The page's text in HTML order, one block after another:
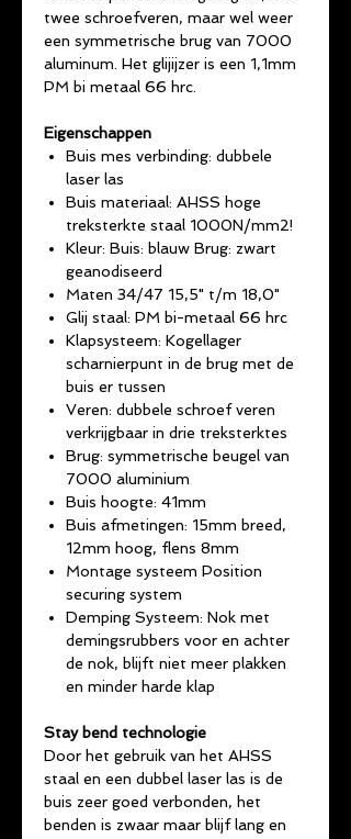
twee schroefveren, maar wel weer
een symmetrische brug van 7000
aluminum. Het glijijzer is een 1,1mm
PM bi metaal 66 hrc.
Eigenschappen
Buis mes verbinding: dubbele
laser las
Buis materiaal: AHSS hoge
treksterkte staal 1000N/mm2!
Kleur: Buis: blauw Brug: zwart
geanodiseerd
Maten 34/47 15,5" t/m 18,0"
Glij staal: PM bi-metaal 66 hrc
Klapsysteem: Kogellager
scharnierpunt in de brug met de
buis er tussen
Veren: dubbele schroef veren
verkrijgbaar in drie treksterktes
Brug: symmetrische beugel van
7000 aluminium
Buis hoogte: 41mm
Buis afmetingen: 15mm breed,
12mm hoog, flens 8mm
Montage systeem Position
securing system
Demping Systeem: Nok met
demingsrubbers voor en achter
de nok, blijft niet meer plakken
en minder harde klap
Stay bend technologie
Door het gebruik van het AHSS
staal en een dubbel laser las is de
buis zeer goed verbonden, het
benden is zwaar maar blijf lang en